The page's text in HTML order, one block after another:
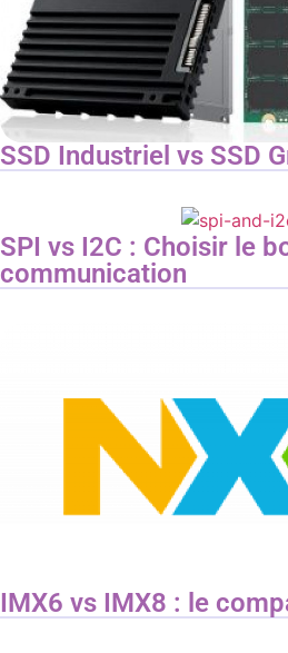
SSD Industriel vs SSD
SPI vs I2C : Choisir le
communication
IMX6 vs IMX8 : le